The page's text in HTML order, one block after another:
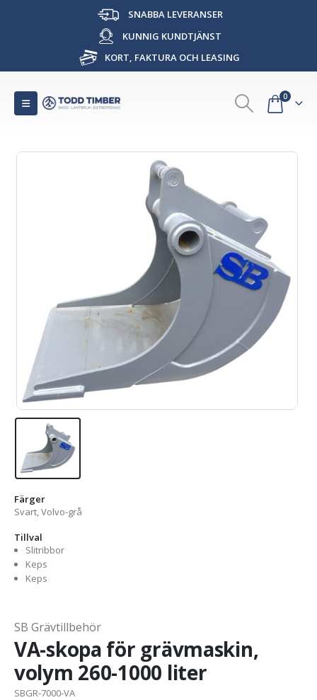
SNABBA LEVERANSER
KUNNIG KUNDTJÄNST
KORT, FAKTURA OCH LEASING
0
Färger
Svart, Volvo-grå
Tillval
Slitribbor
Keps
Keps
SB Grävtillbehör
VA-skopa för grävmaskin,
volym 260-1000 liter
SBGR-7000-VA